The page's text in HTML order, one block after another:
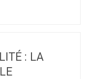
: LA